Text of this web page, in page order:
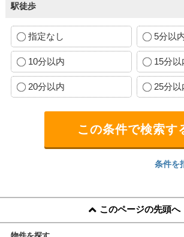
駅徒歩
指定なし 5分以
10分以内 15分以
20分以内 25分以
条件を
このページの先頭へ